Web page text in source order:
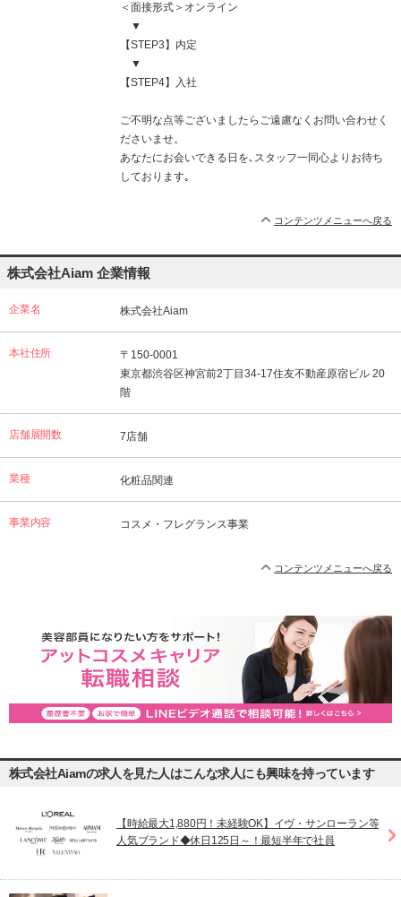
＜面接形式＞オンライン
▼
【STEP3】内定
▼
【STEP4】入社
ご不明な点等ございましたらご遠慮なくお問い合わせく
ださいませ。
あなたにお会いできる日を､スタッフ一同心よりお待ち
しております｡
コンテンツメニューへ戻る
株式会社Aiam 企業情報
企業名 株式会社Aiam
本社住所
〒150-0001
東京都渋谷区神宮前2丁目34-17住友不動産原宿ビル 20
階
店舗展開数 7店舗
業種 化粧品関連
事業内容 コスメ・フレグランス事業
コンテンツメニューへ戻る
株式会社Aiamの求人を見た人はこんな求人にも興味を持っています
【時給最大1,880円！未経験OK】イヴ・サンローラン等
人気ブランド◆休日125日～！最短半年で社員